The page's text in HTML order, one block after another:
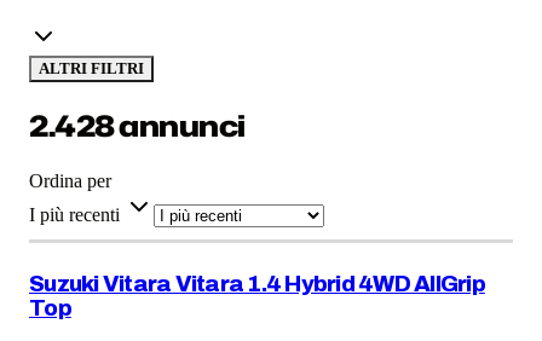
ALTRI FILTRI
2.428 annunci
Ordina per
I più recenti
Suzuki Vitara Vitara 1.4 Hybrid 4WD AllGrip
Top